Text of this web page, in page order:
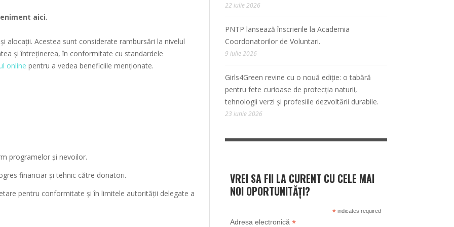
aici.
alocații. Acestea sunt considerate rambursări la nivelul
și întreținerea, în conformitate cu standardele
online pentru a vedea beneficiile menționate.
programelor și nevoilor.
financiar și tehnic către donatori.
pentru conformitate și în limitele autorității delegate a
22 iulie 2026
PNTP lansează înscrierile la Academia
Coordonatorilor de Voluntari.
9 iulie 2026
Girls4Green revine cu o nouă ediție: o tabără
pentru fete curioase de protecția naturii,
tehnologii verzi și profesiile dezvoltării durabile.
23 iunie 2026
VREI SA FII LA CURENT CU CELE MAI
NOI OPORTUNITĂȚI?
*indicates required
Adresa electronică *